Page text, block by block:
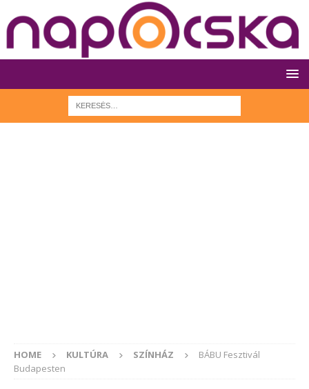
HOME KULTÚRA SZÍNHÁZ
BÁBU Fesztivál
Budapesten